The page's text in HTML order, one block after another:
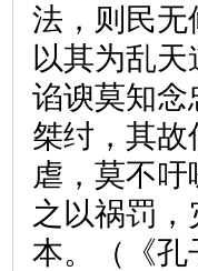
法，则民无
以其为乱
谄谀莫知念
桀纣，其
虐，莫不
之以祸罚
本。（《